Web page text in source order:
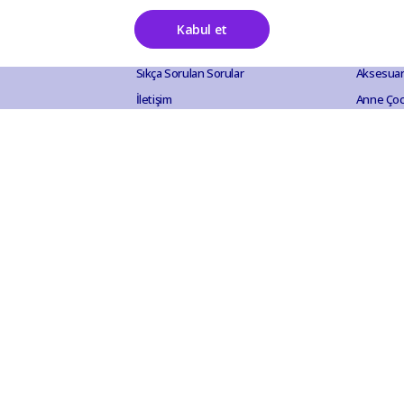
Kabul et
Destek
Sıkça Sorulan Sorular
İletişim
Anne